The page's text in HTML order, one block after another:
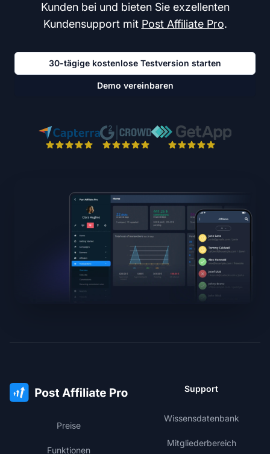
Kunden bei und bieten Sie exzellenten
Kundensupport mit Post Affiliate Pro.
30-tägige kostenlose Testversion starten
Demo vereinbaren
Preise
Funktionen
Support
Wissensdatenbank
Mitgliederbereich